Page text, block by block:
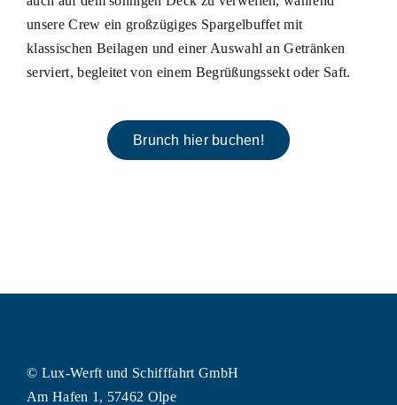
unsere Crew ein großzügiges Spargelbuffet mit
klassischen Beilagen und einer Auswahl an Getränken
serviert, begleitet von einem Begrüßungssekt oder Saft.
Brunch hier buchen!
© Lux-Werft und Schifffahrt GmbH
Am Hafen 1, 57462 Olpe